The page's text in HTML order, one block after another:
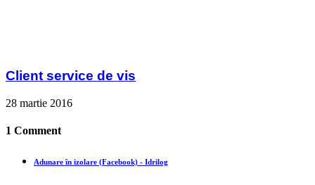
Client service de vis
28 martie 2016
1 Comment
Adunare în izolare (Facebook) - Idrilog